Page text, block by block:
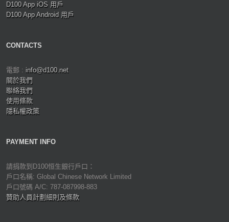
D100 App iOS 用戶
D100 App Android 用戶
CONTACTS
電郵 : info@d100.net
關於我們
聯絡我們
使用條款
隱私權政策
PAYMENT INFO
請捐款到D100恒生銀行戶口：
戶口名稱: Global Chinese Network Limited
戶口號碼 A/C: 787-087998-883
贊助人員計劃細則及條款